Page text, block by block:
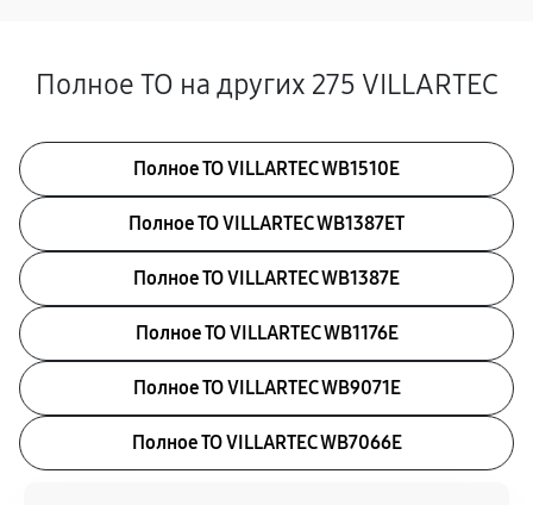
Полное ТО на других 275 VILLARTEC
Полное ТО VILLARTEC WB1510E
Полное ТО VILLARTEC WB1387ET
Полное ТО VILLARTEC WB1387E
Полное ТО VILLARTEC WB1176E
Полное ТО VILLARTEC WB9071E
Полное ТО VILLARTEC WB7066E